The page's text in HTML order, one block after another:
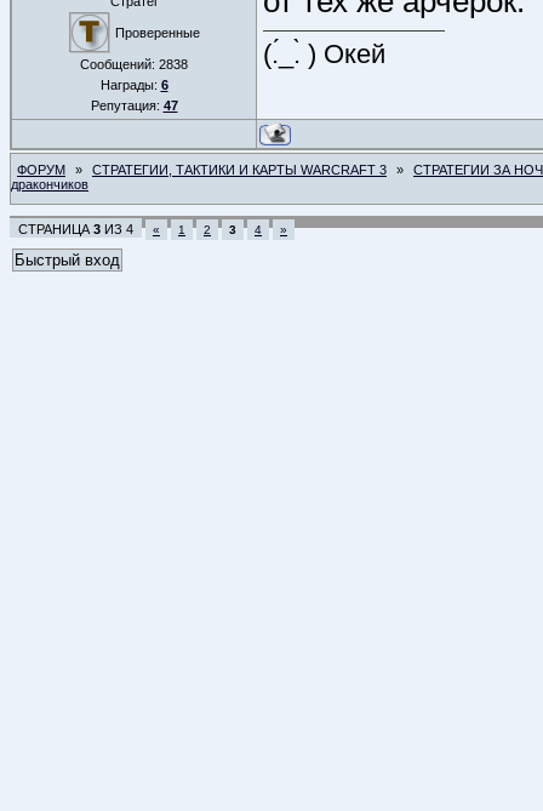
Проверенные
Сообщений: 2838
Награды: 6
Репутация: 47
(.́_.̀ ) Окей
ФОРУМ » СТРАТЕГИИ, ТАКТИКИ И КАРТЫ WARCRAFT 3 »
СТРАТЕГИИ ЗА
дракончиков
СТРАНИЦА 3 ИЗ 4 « 1 2 3 4 »